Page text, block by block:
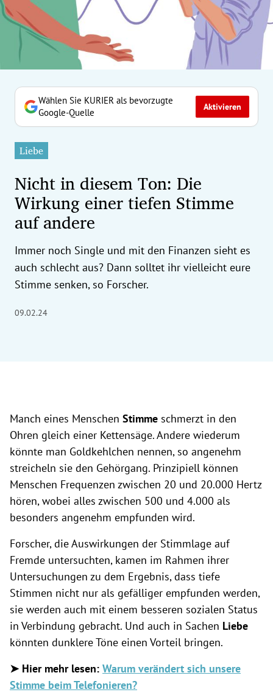
Untermenü
Untermenü
Untermenü
Untermenü
Untermenü
Untermenü
Untermenü
Untermenü
Untermenü
Wählen Sie KURIER als bevorzugte
Google-Quelle
Aktivieren
Liebe
Nicht in diesem Ton: Die
Wirkung einer tiefen Stimme
auf andere
Immer noch Single und mit den Finanzen sieht es
auch schlecht aus? Dann solltet ihr vielleicht eure
Stimme senken, so Forscher.
09.02.24
Manch eines Menschen Stimme schmerzt in den
Ohren gleich einer Kettensäge. Andere wiederum
könnte man Goldkehlchen nennen, so angenehm
streicheln sie den Gehörgang. Prinzipiell können
Menschen Frequenzen zwischen 20 und 20.000 Hertz
hören, wobei alles zwischen 500 und 4.000 als
besonders angenehm empfunden wird.
Forscher, die Auswirkungen der Stimmlage auf
Fremde untersuchten, kamen im Rahmen ihrer
Untersuchungen zu dem Ergebnis, dass tiefe
Stimmen nicht nur als gefälliger empfunden werden,
sie werden auch mit einem besseren sozialen Status
in Verbindung gebracht. Und auch in Sachen Liebe
könnten dunklere Töne einen Vorteil bringen.
➤ Hier mehr lesen: Warum verändert sich unsere
Stimme beim Telefonieren?